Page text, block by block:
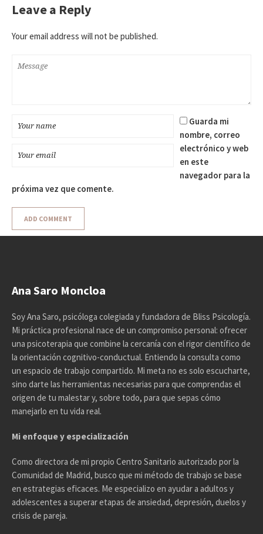
Leave a Reply
Your email address will not be published.
Guarda mi
nombre, correo
electrónico y web
en este
navegador para la
próxima vez que comente.
Ana Saro Moncloa
Soy Ana Saro, psicóloga colegiada y fundadora de Bliss Psicología.
Mi práctica profesional nace de un compromiso personal: ofrecer
una psicoterapia que combine la cercanía con el rigor científico de
la orientación cognitivo-conductual. Entiendo la consulta como
un espacio de trabajo compartido. Mi meta no es solo escucharte,
sino darte las herramientas necesarias para que comprendas el
origen de tu malestar y, sobre todo, para que sepas cómo
manejarlo en tu vida real.
Mi enfoque y especialización
Como directora de mi propio Centro Sanitario autorizado por la
Comunidad de Madrid, busco que mi método de trabajo se base
en estrategias eficaces. Me especializo en ayudar a adultos y
adolescentes a superar etapas de ansiedad, depresión, duelos y
crisis de pareja.